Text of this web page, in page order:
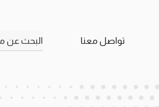
تواصل معنا
البحث
عن: